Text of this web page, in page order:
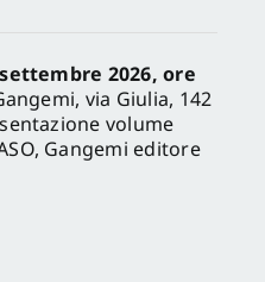
2026, ore
via Giulia, 142
volume
Gangemi editore